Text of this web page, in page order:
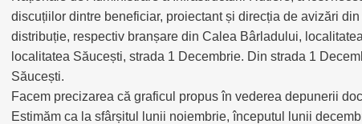
discuțiilor dintre beneficiar, proiectant și direcția de avizări
distribuție, respectiv branșare din Calea Bârladului,
localitatea Săucești, strada 1 Decembrie. Din strada 1
Săucești.
Facem precizarea că graficul propus în vederea depunerii
Estimăm ca la sfârșitul lunii noiembrie, începutul lunii